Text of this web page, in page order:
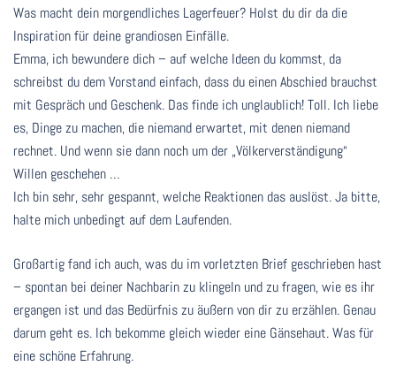
Was macht dein morgendliches Lagerfeuer? Holst du dir da die
Inspiration für deine grandiosen Einfälle.
Emma, ich bewundere dich – auf welche Ideen du kommst, da
schreibst du dem Vorstand einfach, dass du einen Abschied brauchst
mit Gespräch und Geschenk. Das finde ich unglaublich! Toll. Ich liebe
es, Dinge zu machen, die niemand erwartet, mit denen niemand
rechnet. Und wenn sie dann noch um der „Völkerverständigung“
Willen geschehen …
Ich bin sehr, sehr gespannt, welche Reaktionen das auslöst. Ja bitte,
halte mich unbedingt auf dem Laufenden.
Großartig fand ich auch, was du im vorletzten Brief geschrieben hast
– spontan bei deiner Nachbarin zu klingeln und zu fragen, wie es ihr
ergangen ist und das Bedürfnis zu äußern von dir zu erzählen. Genau
darum geht es. Ich bekomme gleich wieder eine Gänsehaut. Was für
eine schöne Erfahrung.